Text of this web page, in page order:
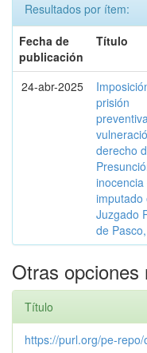
Resultados por ítem:
Fecha de
publicación
Título
24-abr-2025
prisión
derecho
inocencia
imputado
Juzgado
de
Otras opciones
Título
https://purl.org/pe-repo/